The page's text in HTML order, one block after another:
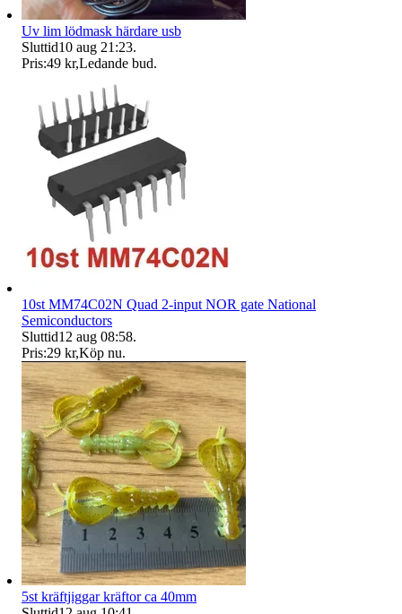
Uv lim lödmask härdare usb
Sluttid10 aug 21:23.
Pris:49 kr,Ledande bud.
10st MM74C02N Quad 2-input NOR gate National
Semiconductors
Sluttid12 aug 08:58.
Pris:29 kr,Köp nu.
5st kräftjiggar kräftor ca 40mm